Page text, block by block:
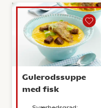
Gulerodssuppe
med fisk